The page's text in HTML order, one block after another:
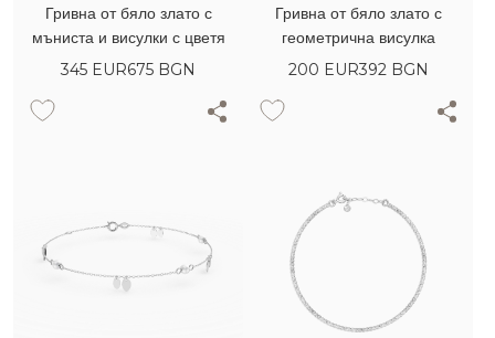
Гривна от бяло злато с
мъниста и висулки с цветя
345 EUR675 BGN
Гривна от бяло злато с
геометрична висулка
200 EUR392 BGN